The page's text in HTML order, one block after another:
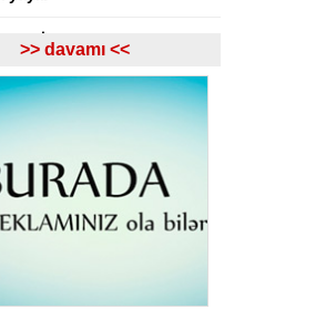
İran ABŞ-la danışıqlar
bəzi
leysan yağacaq,
dolu düşəcək
Bakı və İrəvan
sülh səylərini dəstəkləyir
XİN Sinqapuru
>> davamı <<